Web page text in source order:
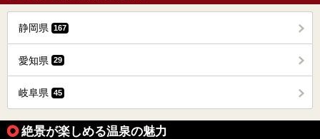
静岡県 167
愛知県 29
岐阜県 45
絶景が楽しめる温泉の魅力